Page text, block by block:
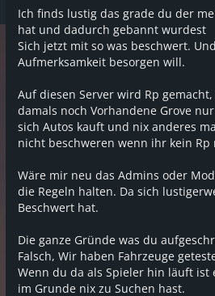
Server kein richtiger
sondern Need for Speed
hier auf deepes RP
Sachen machen!
Tunen)
täglich
- Schießereien am
Raketenwerfen
Ich finds lustig das grade du der
hat und dadurch gebannt wurdest
Sich jetzt mit so was beschwert.
Aufmerksamkeit besorgen will.
Auf diesen Server wird Rp
damals noch Vorhandene Grove
sich Autos kauft und nix anderes
nicht beschweren wenn ihr kein Rp
Wäre mir neu das Admins oder
die Regeln halten. Da sich
Beschwert hat.
Die ganze Gründe was du
Falsch, Wir haben Fahrzeuge
Wenn du da als Spieler hin läuft ist
im Grunde nix zu Suchen hast.